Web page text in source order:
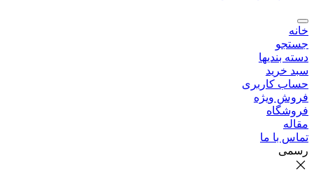
خانه
جستجو
دسته بندیها
سبد خرید
حساب کاربری
فروش ویژه
فروشگاه
مقاله
تماس با ما
رسمی